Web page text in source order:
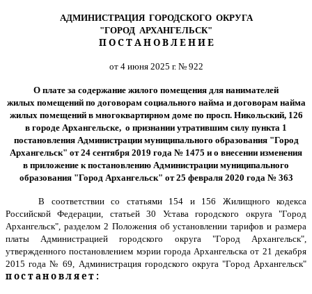
АДМИНИСТРАЦИЯ ГОРОДСКОГО ОКРУГА
"ГОРОД АРХАНГЕЛЬСК"
П О С Т А Н О В Л Е Н И Е
от 4 июня 2025 г. № 922
О плате за содержание жилого помещения для нанимателей
жилых помещений по договорам социального найма и договорам найма
жилых помещений в многоквартирном доме по просп. Никольский, 126
в городе Архангельске, о признании утратившим силу пункта 1
постановления Администрации муниципального образования "Город
Архангельск" от 24 сентября 2019 года № 1475 и о внесении изменения
в приложение к постановлению Администрации муниципального
образования "Город Архангельск" от 25 февраля 2020 года № 363
В соответствии со статьями 154 и 156 Жилищного кодекса
Российской Федерации, статьей 30 Устава городского округа "Город
Архангельск", разделом 2 Положения об установлении тарифов и размера
платы Администрацией городского округа "Город Архангельск",
утвержденного постановлением мэрии города Архангельска от 21 декабря
2015 года № 69, Администрация городского округа "Город Архангельск"
постановляет: